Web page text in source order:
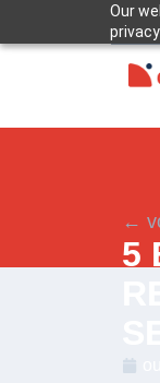
Our
←
5